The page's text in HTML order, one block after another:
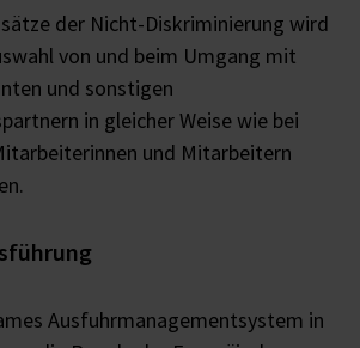
der Nicht-Diskriminierung wird
von und beim Umgang mit
und sonstigen
in gleicher Weise wie bei
und Mitarbeitern
Ausfuhrmanagementsystem in